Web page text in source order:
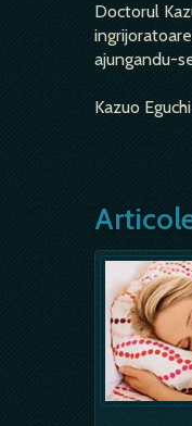
Doctorul
ajungandu-
Kazuo